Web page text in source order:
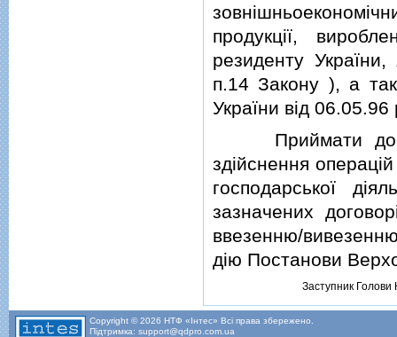
продукцiї,
резиденту
п.14 Закону ), а
України вiд
Приймати до
здiйснення
господарської
зазначених
ввезенню/
дiю Постанови
Заступник Голови
Copyright © 2026 НТФ «Інтес» Всі права збережено.
Підтримка: support@qdpro.com.ua